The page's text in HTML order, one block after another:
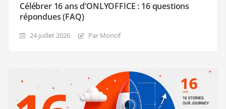
Célébrer 16 ans d’ONLYOFFICE : 16 questions
répondues (FAQ)
24 juillet 2026 Par Moncif